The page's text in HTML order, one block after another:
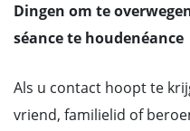
Dingen om te
séance te houdenéance
Als u contact hoopt te
vriend, familielid of